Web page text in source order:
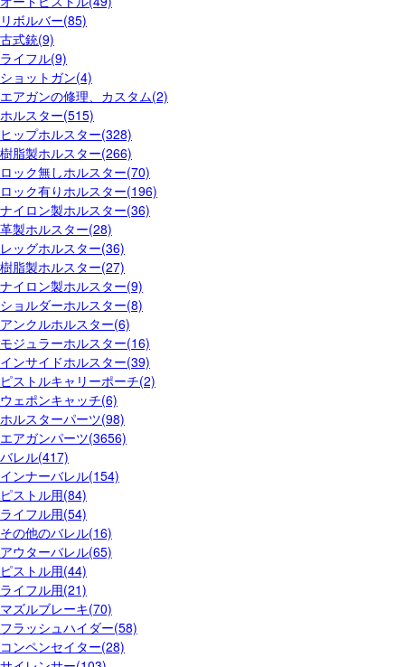
リボルバー(85)
古式銃(9)
ライフル(9)
ショットガン(4)
エアガンの修理、カスタム(2)
ホルスター(515)
ヒップホルスター(328)
樹脂製ホルスター(266)
ロック無しホルスター(70)
ロック有りホルスター(196)
ナイロン製ホルスター(36)
革製ホルスター(28)
レッグホルスター(36)
樹脂製ホルスター(27)
ナイロン製ホルスター(9)
ショルダーホルスター(8)
アンクルホルスター(6)
モジュラーホルスター(16)
インサイドホルスター(39)
ピストルキャリーポーチ(2)
ウェポンキャッチ(6)
ホルスターパーツ(98)
エアガンパーツ(3656)
バレル(417)
インナーバレル(154)
ピストル用(84)
ライフル用(54)
その他のバレル(16)
アウターバレル(65)
ピストル用(44)
ライフル用(21)
マズルブレーキ(70)
フラッシュハイダー(58)
コンペンセイター(28)